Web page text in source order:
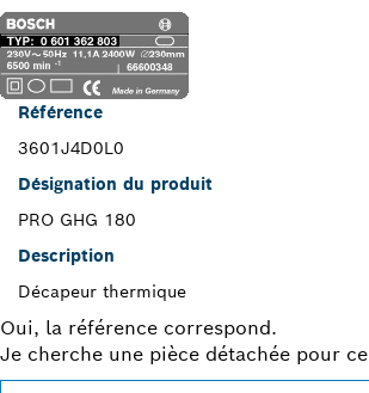
Référence
3601J4D0L0
Désignation du produit
PRO GHG 180
Description
Décapeur thermique
Oui, la référence correspond.
Je cherche une pièce détachée pour